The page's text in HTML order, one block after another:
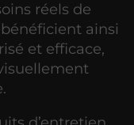
réels de
ainsi
et efficace,